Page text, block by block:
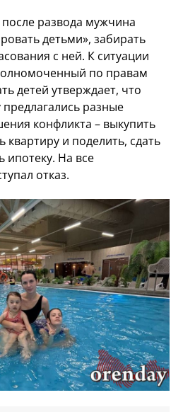
развода мужчина
детьми», забирать
с ней. К ситуации
по правам
детей утверждает, что
разные
конфликта – выкупить
квартиру и поделить, сдать
ипотеку. На все
отказ.